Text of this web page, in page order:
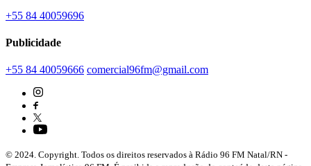
+55 84 40059696
Publicidade
+55 84 40059666 comercial96fm@gmail.com
© 2024. Copyright. Todos os direitos reservados à Rádio 96 FM Natal/RN -